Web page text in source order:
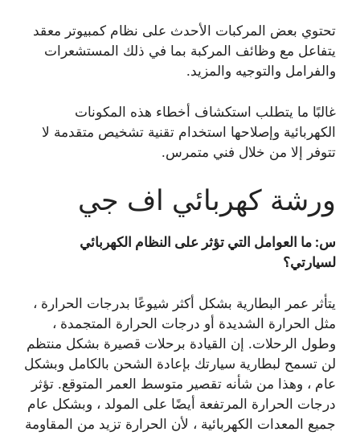
تحتوي بعض المركبات الأحدث على نظام كمبيوتر معقد
يتفاعل مع وظائف المركبة بما في ذلك المستشعرات
والفرامل والتوجيه والمزيد.
غالبًا ما يتطلب استكشاف أخطاء هذه المكونات
الكهربائية وإصلاحها استخدام تقنية تشخيص متقدمة لا
تتوفر إلا من خلال فني متمرس.
ورشة كهربائي اف جي
س: ما العوامل التي تؤثر على النظام الكهربائي
لسيارتي؟
يتأثر عمر البطارية بشكل أكثر شيوعًا بدرجات الحرارة ،
مثل الحرارة الشديدة أو درجات الحرارة المتجمدة ،
وطول الرحلات. إن القيادة برحلات قصيرة بشكل منتظم
لن تسمح لبطارية سيارتك بإعادة الشحن بالكامل وبشكل
عام ، وهذا من شأنه تقصير متوسط ​​العمر المتوقع. تؤثر
درجات الحرارة المرتفعة أيضًا على المولد ، وبشكل عام
جميع المعدات الكهربائية ، لأن الحرارة تزيد من المقاومة